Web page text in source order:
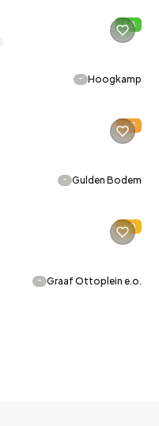
B
- Hoogkamp
E
- Gulden Bodem
D
- Graaf Ottoplein e.o.